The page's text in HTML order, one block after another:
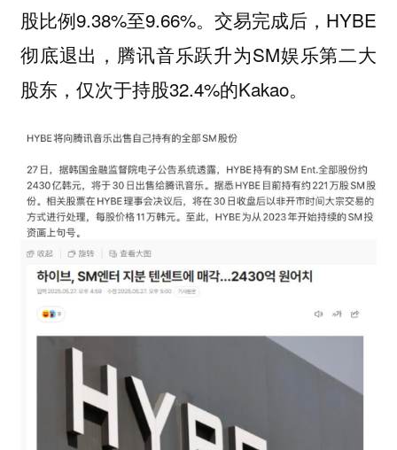
股比例9.38%至9.66%。交易完成后，HYBE
彻底退出，腾讯音乐跃升为SM娱乐第二大
股东，仅次于持股32.4%的Kakao。